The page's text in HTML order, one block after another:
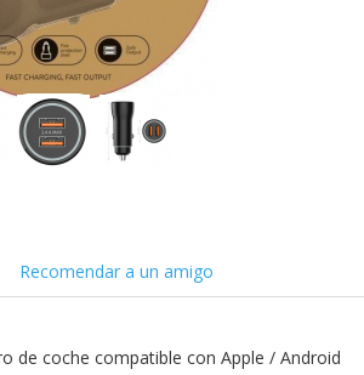
Recomendar a un amigo
de coche compatible con Apple / Android